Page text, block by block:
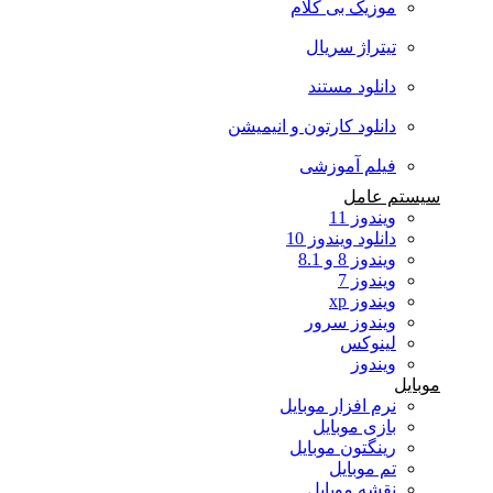
موزیک بی کلام
تیتراژ سریال
دانلود مستند
دانلود کارتون و انیمیشن
فیلم آموزشی
سیستم عامل
ویندوز 11
دانلود ویندوز 10
ویندوز 8 و 8.1
ویندوز 7
ویندوز xp
ویندوز سرور
لینوکس
ویندوز
موبایل
نرم افزار موبایل
بازی موبایل
رینگتون موبایل
تم موبایل
نقشه موبایل